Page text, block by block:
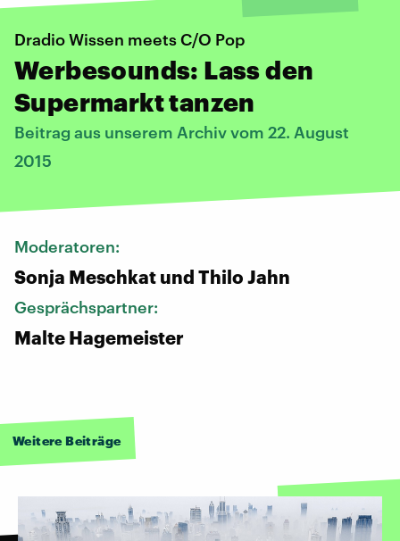
Dradio Wissen meets C/O Pop
Werbesounds: Lass den
Supermarkt tanzen
Beitrag aus unserem Archiv vom 22. August
2015
Moderatoren:
Sonja Meschkat und Thilo Jahn
Gesprächspartner:
Malte Hagemeister
Weitere Beiträge